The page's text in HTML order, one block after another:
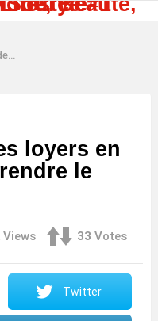
vie !
loyers en
le
Views 33 Votes
Twitter